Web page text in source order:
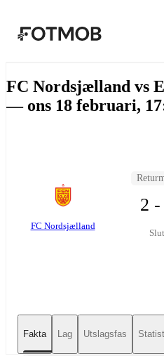
FC Nordsjælland vs
— ons 18 februari,
FC Nordsjælland
2 -
Slut
Fakta Lag Utslagsfas